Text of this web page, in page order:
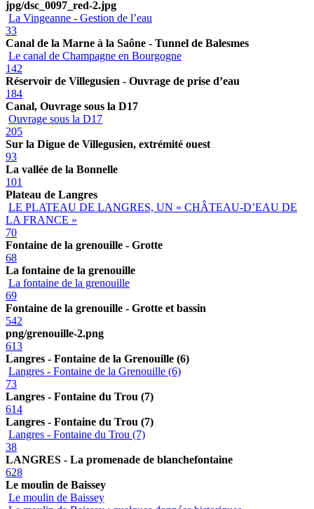
jpg/dsc_0097_red-2.jpg
La Vingeanne - Gestion de l’eau
33
Canal de la Marne à la Saône - Tunnel de Balesmes
Le canal de Champagne en Bourgogne
142
Réservoir de Villegusien - Ouvrage de prise d’eau
184
Canal, Ouvrage sous la D17
Ouvrage sous la D17
205
Sur la Digue de Villegusien, extrémité ouest
93
La vallée de la Bonnelle
101
Plateau de Langres
LE PLATEAU DE LANGRES, UN « CHÂTEAU-D’EAU DE
LA FRANCE »
70
Fontaine de la grenouille - Grotte
68
La fontaine de la grenouille
La fontaine de la grenouille
69
Fontaine de la grenouille - Grotte et bassin
542
png/grenouille-2.png
613
Langres - Fontaine de la Grenouille (6)
Langres - Fontaine de la Grenouille (6)
73
Langres - Fontaine du Trou (7)
614
Langres - Fontaine du Trou (7)
Langres - Fontaine du Trou (7)
38
LANGRES - La promenade de blanchefontaine
628
Le moulin de Baissey
Le moulin de Baissey